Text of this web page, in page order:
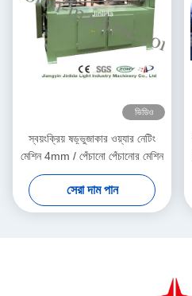
ভিডিও
স্বয়ংক্রিয় ষড়্ভুজাকার ওয়্যার নেটিং
মেশিন 4mm / পেঁচানো পেঁচানোর মেশিন
সেরা দাম পান